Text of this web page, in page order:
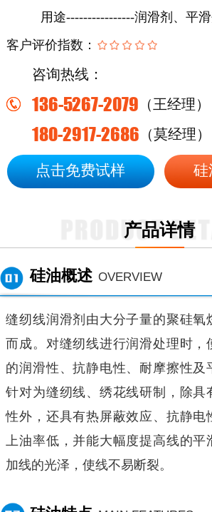
用途----------------润滑剂、平滑
客户评价指数：
咨询热线：
136-5267-2079 （王经理）
180-2917-2686 （莫经理）
点击免费试样 硅
产品详情
硅油概述 OVERVIEW
缝纫线润滑剂由大分子量的聚硅氧
而成。对缝纫线进行润滑处理时，
的润滑性、抗静电性、耐摩擦性及
针对为缝纫线、绣花线研制，除具
性外，还具有热屏蔽效应、抗静电
上油率低，并能大幅度提高线的平
加线的光泽，使线不易断裂。